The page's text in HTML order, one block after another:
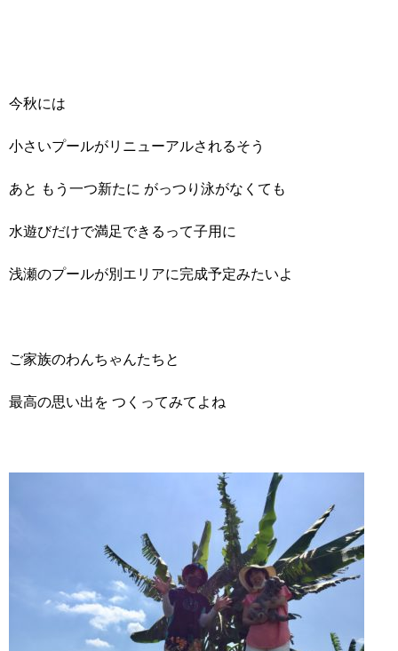
今秋には
小さいプールがリニューアルされるそう
あと もう一つ新たに がっつり泳がなくても
水遊びだけで満足できるって子用に
浅瀬のプールが別エリアに完成予定みたいよ
ご家族のわんちゃんたちと
最高の思い出を つくってみてよね